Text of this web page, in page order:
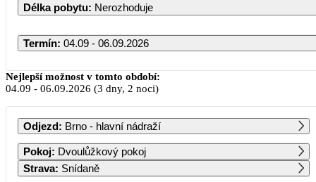
Délka pobytu: Nerozhoduje
Termín: 04.09 - 06.09.2026
Září 2026
PO ÚT ST ČT PÁ SO NE
1 2 3 4 5 6
Nejlepší možnost v tomto období:
04.09 - 06.09.2026 (3 dny, 2 noci)
Odjezd: Brno - hlavní nádraží
Pokoj: Dvoulůžkový pokoj
Strava: Snídaně